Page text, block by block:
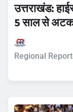
उत्तराखंड:
5 साल से
Regional